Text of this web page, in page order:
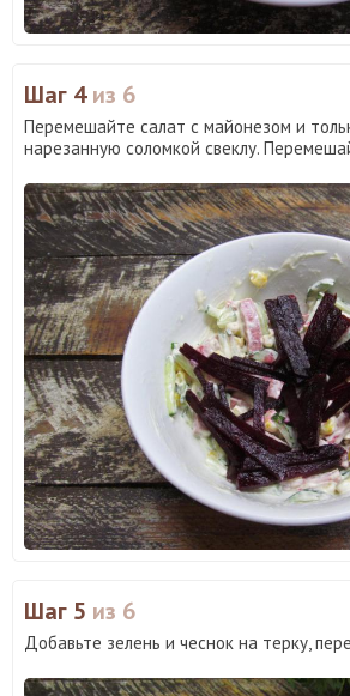
Шаг 4из 6
Перемешайте салат с майонезом и
нарезанную соломкой свеклу.
Шаг 5 из 6
Добавьте зелень и чеснок на терку,